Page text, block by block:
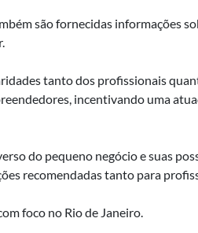
são fornecidas informações
tanto dos profissionais
incentivando uma
do pequeno negócio e suas
recomendadas tanto para
foco no Rio de Janeiro.